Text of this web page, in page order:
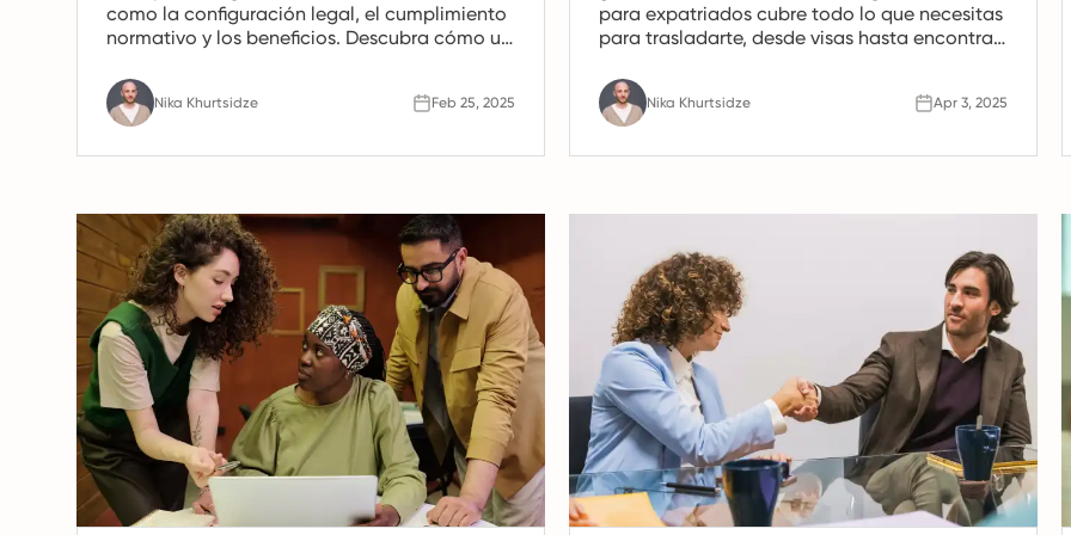
como la configuración legal, el cumplimiento
normativo y los beneficios. Descubra cómo un
gestionar estos gastos de manera eficiente.
Nika Khurtsidze Feb 25, 2025
para expatriados cubre todo lo que necesitas
para trasladarte, desde visas hasta encontrar
Nika Khurtsidze Apr 3, 2025